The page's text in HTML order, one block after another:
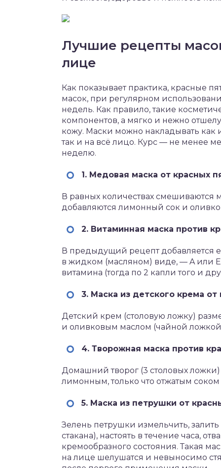
Лучшие рецепты
лице
Как показывает практика, красные
масок, при регулярном
недель. Как правило, такие
компонентов, а мягко и нежно
кожу. Маски можно накладывать как
так и на всё лицо. Курс — не менее
неделю.
1. Медовая маска от красных
В равных количествах смешиваются
добавляются лимонный сок и
2. Витаминная маска против
В предыдущий рецепт добавляется
в жидком (масляном) виде, — A или E
витамина (тогда по 2 капли того и
3. Маска из детского крема от
Детский крем (столовую ложку)
и оливковым маслом (чайной
4. Творожная маска против
Домашний творог (3 столовых
лимонным, только что отжатым
5. Маска из петрушки от
Зелень петрушки измельчить,
стакана), настоять в течение часа,
кремообразного состояния. Такая
на лице шелушатся и невыносимо